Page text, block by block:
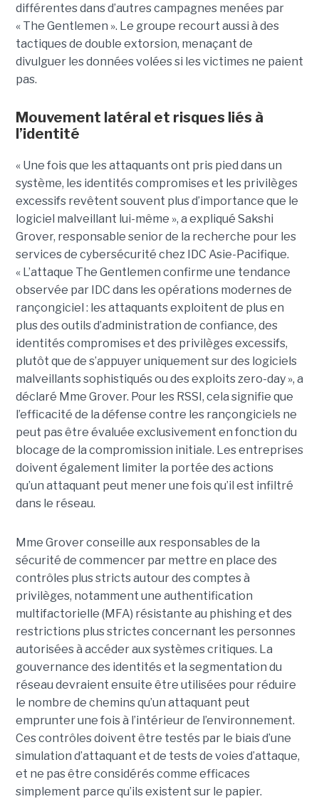
différentes dans d’autres campagnes menées par
« The Gentlemen ». Le groupe recourt aussi à des
tactiques de double extorsion, menaçant de
divulguer les données volées si les victimes ne paient
pas.
Mouvement latéral et risques liés à
l’identité
« Une fois que les attaquants ont pris pied dans un
système, les identités compromises et les privilèges
excessifs revêtent souvent plus d’importance que le
logiciel malveillant lui-même », a expliqué Sakshi
Grover, responsable senior de la recherche pour les
services de cybersécurité chez IDC Asie-Pacifique.
« L’attaque The Gentlemen confirme une tendance
observée par IDC dans les opérations modernes de
rançongiciel : les attaquants exploitent de plus en
plus des outils d’administration de confiance, des
identités compromises et des privilèges excessifs,
plutôt que de s’appuyer uniquement sur des logiciels
malveillants sophistiqués ou des exploits zero-day », a
déclaré Mme Grover. Pour les RSSI, cela signifie que
l’efficacité de la défense contre les rançongiciels ne
peut pas être évaluée exclusivement en fonction du
blocage de la compromission initiale. Les entreprises
doivent également limiter la portée des actions
qu’un attaquant peut mener une fois qu’il est infiltré
dans le réseau.
Mme Grover conseille aux responsables de la
sécurité de commencer par mettre en place des
contrôles plus stricts autour des comptes à
privilèges, notamment une authentification
multifactorielle (MFA) résistante au phishing et des
restrictions plus strictes concernant les personnes
autorisées à accéder aux systèmes critiques. La
gouvernance des identités et la segmentation du
réseau devraient ensuite être utilisées pour réduire
le nombre de chemins qu’un attaquant peut
emprunter une fois à l’intérieur de l’environnement.
Ces contrôles doivent être testés par le biais d’une
simulation d’attaquant et de tests de voies d’attaque,
et ne pas être considérés comme efficaces
simplement parce qu’ils existent sur le papier.